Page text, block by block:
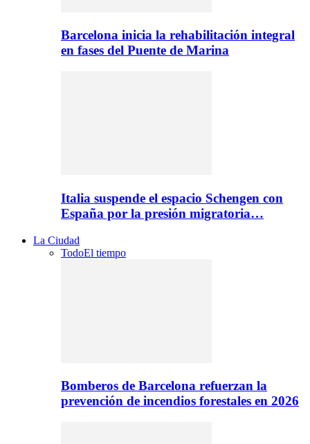
Barcelona inicia la rehabilitación integral
en fases del Puente de Marina
Italia suspende el espacio Schengen con
España por la presión migratoria…
La Ciudad
TodoEl tiempo
Bomberos de Barcelona refuerzan la
prevención de incendios forestales en 2026